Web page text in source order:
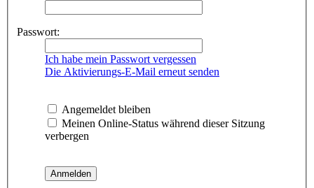
Passwort:
Ich habe mein Passwort vergessen
Die Aktivierungs-E-Mail erneut senden
Angemeldet bleiben
Meinen Online-Status während dieser Sitzung
verbergen